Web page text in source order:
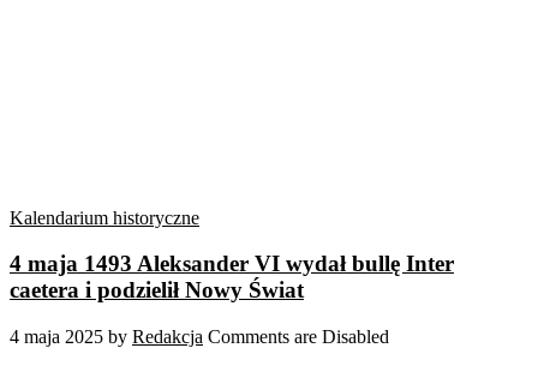
Kalendarium historyczne
4 maja 1493 Aleksander VI wydał bullę Inter
caetera i podzielił Nowy Świat
4 maja 2025 by Redakcja Comments are Disabled